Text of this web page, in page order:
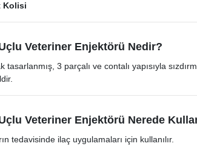
Kolisi
Veteriner Enjektörü Nedir?
3 parçalı ve contalı yapısıyla
Veteriner Enjektörü Nerede
tedavisinde ilaç uygulamaları için kullanılır.​